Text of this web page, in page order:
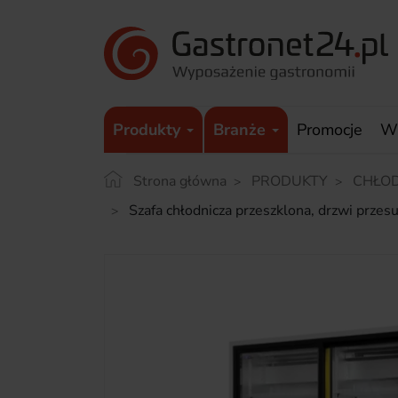
Produkty Branże Promocje
Strona główna PRODUKTY
Szafa chłodnicza przeszklona, drzwi